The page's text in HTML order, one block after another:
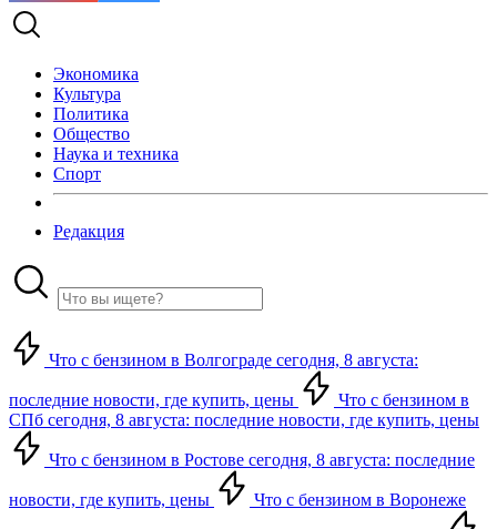
Экономика
Культура
Политика
Общество
Наука и техника
Спорт
Редакция
Что с бензином в Волгограде сегодня, 8 августа:
последние новости, где купить, цены
Что с бензином в
СПб сегодня, 8 августа: последние новости, где купить, цены
Что с бензином в Ростове сегодня, 8 августа: последние
новости, где купить, цены Что с бензином в Воронеже